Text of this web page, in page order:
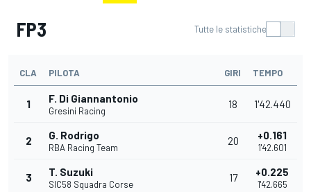
FP3 Tutte le statistiche
CLA PILOTA GIRI TEMPO
1 F. Di Giannantonio
Gresini Racing
18 1'42.440
2 G. Rodrigo
RBA Racing Team
20 +0.161
1'42.601
3 T. Suzuki
SIC58 Squadra Corse
17 +0.225
1'42.665